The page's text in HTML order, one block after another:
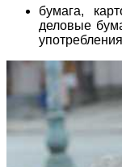
бумага,
деловые